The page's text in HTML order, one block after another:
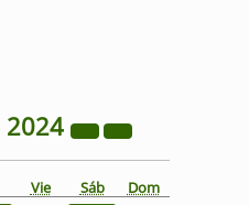
2024
Vie Sáb Dom